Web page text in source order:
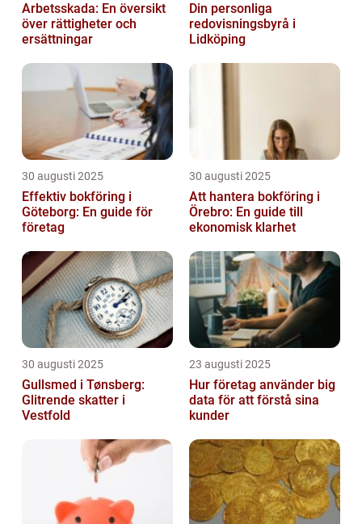
Arbetsskada: En översikt
över rättigheter och
ersättningar
Din personliga
redovisningsbyrå i
Lidköping
30 augusti 2025
Effektiv bokföring i
Göteborg: En guide för
företag
30 augusti 2025
Att hantera bokföring i
Örebro: En guide till
ekonomisk klarhet
30 augusti 2025
Gullsmed i Tønsberg:
Glitrende skatter i
Vestfold
23 augusti 2025
Hur företag använder big
data för att förstå sina
kunder